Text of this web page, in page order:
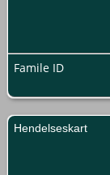
Famile ID
Hendelseskart